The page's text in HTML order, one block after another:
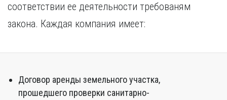
соответствии ее деятельности требованям
закона. Каждая компания имеет:
Договор аренды земельного участка,
прошедшего проверки санитарно-